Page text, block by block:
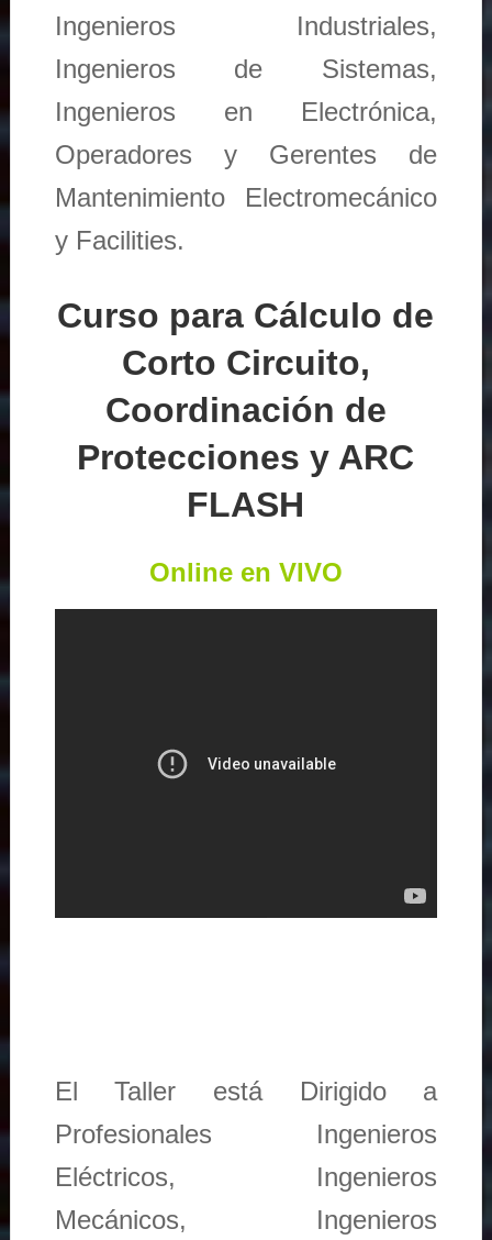
Ingenieros Industriales,
Ingenieros de Sistemas,
Ingenieros en Electrónica,
Operadores y Gerentes de
Mantenimiento Electromecánico
y Facilities.
Curso para Cálculo de
Corto Circuito,
Coordinación de
Protecciones y ARC
FLASH
Online en VIVO
El Taller está Dirigido a
Profesionales Ingenieros
Eléctricos, Ingenieros
Mecánicos, Ingenieros